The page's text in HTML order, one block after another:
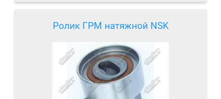
Ролик ГРМ натяжной NSK